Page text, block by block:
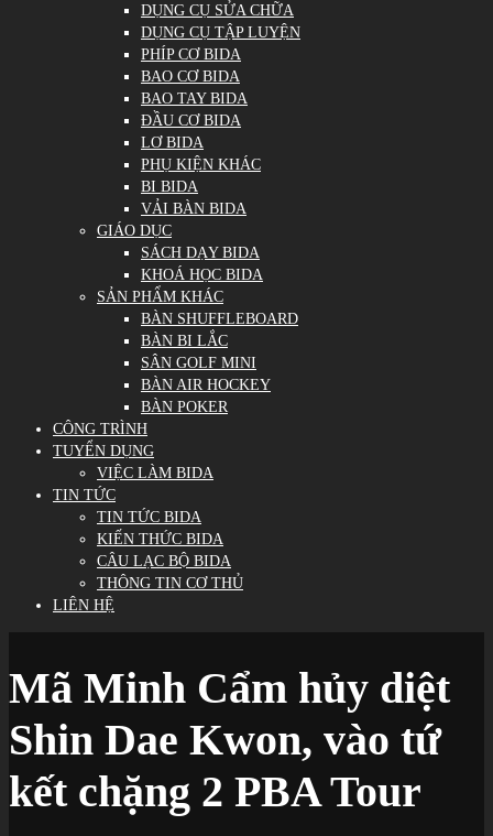
DỤNG CỤ SỬA CHỮA
DỤNG CỤ TẬP LUYỆN
PHÍP CƠ BIDA
BAO CƠ BIDA
BAO TAY BIDA
ĐẦU CƠ BIDA
LƠ BIDA
PHỤ KIỆN KHÁC
BI BIDA
VẢI BÀN BIDA
GIÁO DỤC
SÁCH DẠY BIDA
KHOÁ HỌC BIDA
SẢN PHẨM KHÁC
BÀN SHUFFLEBOARD
BÀN BI LẮC
SÂN GOLF MINI
BÀN AIR HOCKEY
BÀN POKER
CÔNG TRÌNH
TUYỂN DỤNG
VIỆC LÀM BIDA
TIN TỨC
TIN TỨC BIDA
KIẾN THỨC BIDA
CÂU LẠC BỘ BIDA
THÔNG TIN CƠ THỦ
LIÊN HỆ
Mã Minh Cẩm hủy diệt
Shin Dae Kwon, vào tứ
kết chặng 2 PBA Tour